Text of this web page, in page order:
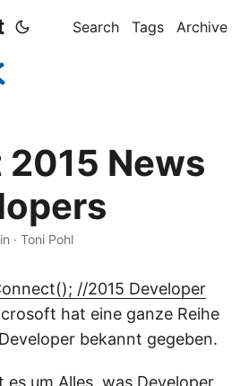
Search Tags Archive
News
· Toni Pohl
//2015 Developer
hat eine ganze Reihe
bekannt gegeben.
es um Alles, was Developer